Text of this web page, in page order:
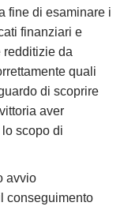
fine di esaminare i
finanziari e
redditizie da
quali
di scoprire
aver
scopo di
avvio
conseguimento